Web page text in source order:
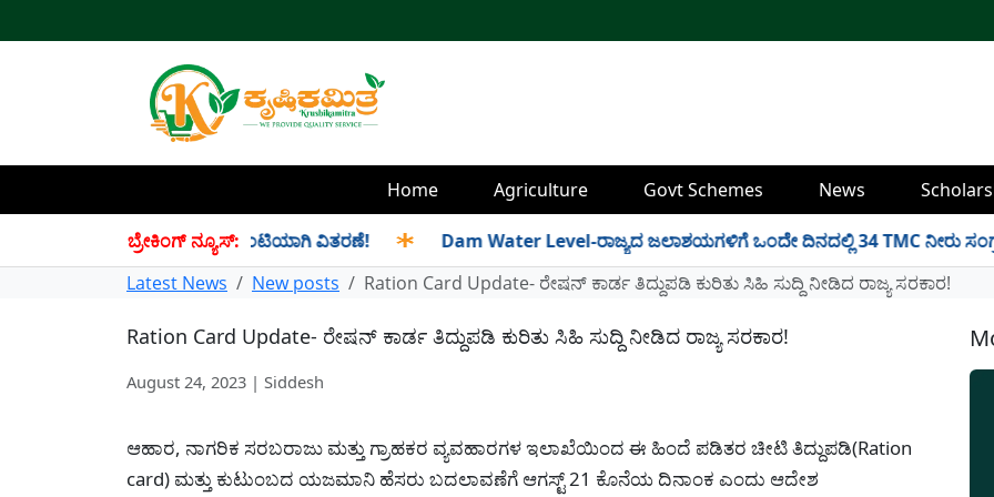
Home Agriculture Govt Schemes News
ಬ್ರೇಕಿಂಗ್ ನ್ಯೂಸ್:
ಸೆಪ್ಟೆಂಬರ್ ತಿಂಗಳ ಪಡಿತರ ಜಂಟಿಯಾಗಿ ವಿತರಣೆ! ✱ Dam Water Level-ರಾಜ್ಯದ ಜಲಾಶಯಗಳಿಗೆ ಒಂದೇ ದಿನದಲ್ಲಿ 34 TMC ನೀರು ಸಂಗ್ರಹ!
Latest News
New posts Ration Card Update- ರೇಷನ್ ಕಾರ್ಡ ತಿದ್ದುಪಡಿ ಕುರಿತು ಸಿಹಿ ಸುದ್ದಿ ನೀಡಿದ ರಾಜ್ಯ ಸರಕಾರ!
Ration Card Update- ರೇಷನ್ ಕಾರ್ಡ ತಿದ್ದುಪಡಿ ಕುರಿತು ಸಿಹಿ ಸುದ್ದಿ ನೀಡಿದ ರಾಜ್ಯ ಸರಕಾರ!
August 24, 2023 | Siddesh
ಆಹಾರ, ನಾಗರಿಕ ಸರಬರಾಜು ಮತ್ತು ಗ್ರಾಹಕರ ವ್ಯವಹಾರಗಳ ಇಲಾಖೆಯಿಂದ ಈ ಹಿಂದೆ ಪಡಿತರ ಚೀಟಿ ತಿದ್ದುಪಡಿ(Ration
card) ಮತ್ತು ಕುಟುಂಬದ ಯಜಮಾನಿ ಹೆಸರು ಬದಲಾವಣೆಗೆ ಆಗಸ್ಟ್ 21 ಕೊನೆಯ ದಿನಾಂಕ ಎಂದು ಆದೇಶ